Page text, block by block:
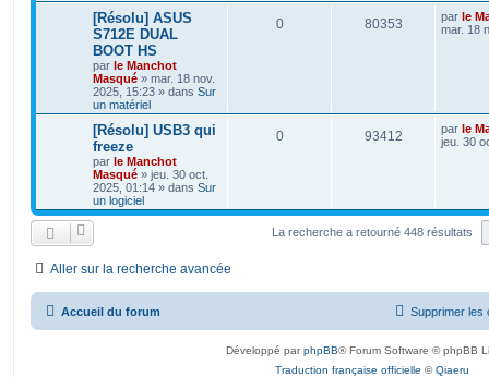
[Résolu] ASUS
S712E DUAL
BOOT HS
par le Manchot
Masqué » mar. 18 nov.
2025, 15:23 » dans Sur
un matériel
0 80353 par le
mar. 18
[Résolu] USB3 qui
freeze
par le Manchot
Masqué » jeu. 30 oct.
2025, 01:14 » dans Sur
un logiciel
0 93412 par le
jeu. 30
La recherche a retourné 448 résultats
Aller sur la recherche avancée
Accueil du forum Supprimer les
Développé parphpBB® Forum Software © phpBB
Traduction française officielle ©Qiaeru